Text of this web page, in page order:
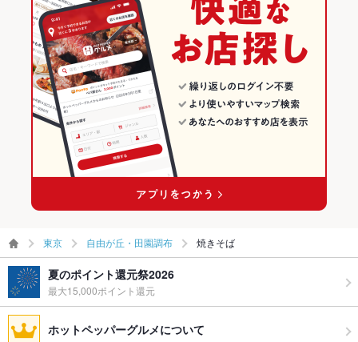
東京 自由が丘・田園調布 焼きそば
夏のポイント還元祭2026
最大15,000ポイント還元
ホットペッパーグルメについて